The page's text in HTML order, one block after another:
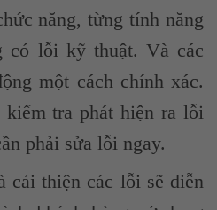
năng, từng tính năng
có lỗi kỹ thuật. Và các
một cách chính xác.
tra phát hiện ra lỗi
phải sửa lỗi ngay.
cải thiện các lỗi sẽ diễn